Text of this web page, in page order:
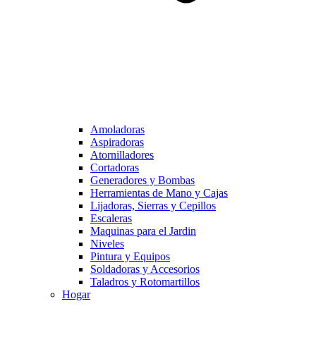
Amoladoras
Aspiradoras
Atornilladores
Cortadoras
Generadores y Bombas
Herramientas de Mano y Cajas
Lijadoras, Sierras y Cepillos
Escaleras
Maquinas para el Jardin
Niveles
Pintura y Equipos
Soldadoras y Accesorios
Taladros y Rotomartillos
Hogar